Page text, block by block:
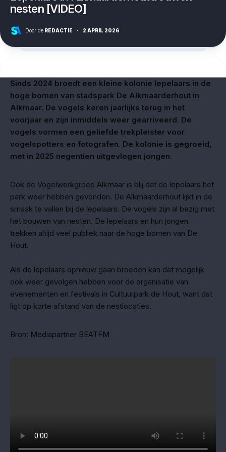
nesten [VIDEO]
Door de REDACTIE · 2 APRIL 2026
Sinds 2024 broedt een kleine kolonie lepelaars in de
hoge bomen van stadspark De Alkmaarderhout in
Alkmaar. De vogels keren jaarlijks terug in het
voorjaar en zijn inmiddels weer gearriveerd. De
vogels vormen een geliefde trekpleister voor
vogelspotters en fotografen. De kolonie is gegroeid,
met in 2025 negentien uitgevlogen jongen.
Ook de Vogelwerkgroep Alkmaar is blij dat de lepelaars het
park weer hebben gevonden. De Alkmaarderhout lijkt in de
smaak te vallen bij de lepelaars. De vogels zijn al bezig met
het bouwen van nesten. De lepelaars en hun jongen
trekken altijd veel publiek naar de hoge bomen van De
Hout.
Als de lepelaars opnieuw gaan broeden kan dat mogelijk
ook weer gevolgen hebben voor de organisatie van
evenementen en festivals in Cultuurpark de Hout, want dat
ligt op korte afstand van de nestlocaties.
Bron: Mediapartner BEATFM